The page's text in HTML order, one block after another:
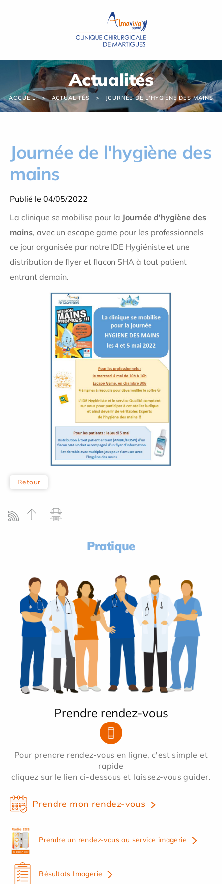
Actualités
ACCUEIL ACTUALITÉS JOURNÉE DE L'HYGIÈNE DES MAINS
Journée de l'hygiène des
mains
Publié le 04/05/2022
La clinique se mobilise pour la Journée d'hygiène des
mains, avec un escape game pour les professionnels
ce jour organisée par notre IDE Hygiéniste et une
distribution de flyer et flacon SHA à tout patient
entrant demain.
Retour
Pratique
Prendre rendez-vous
Pour prendre rendez-vous en ligne, c'est simple et
rapide
cliquez sur le lien ci-dessous et laissez-vous guider.
Prendre mon rendez-vous
Prendre un rendez-vous au service imagerie
Résultats Imagerie